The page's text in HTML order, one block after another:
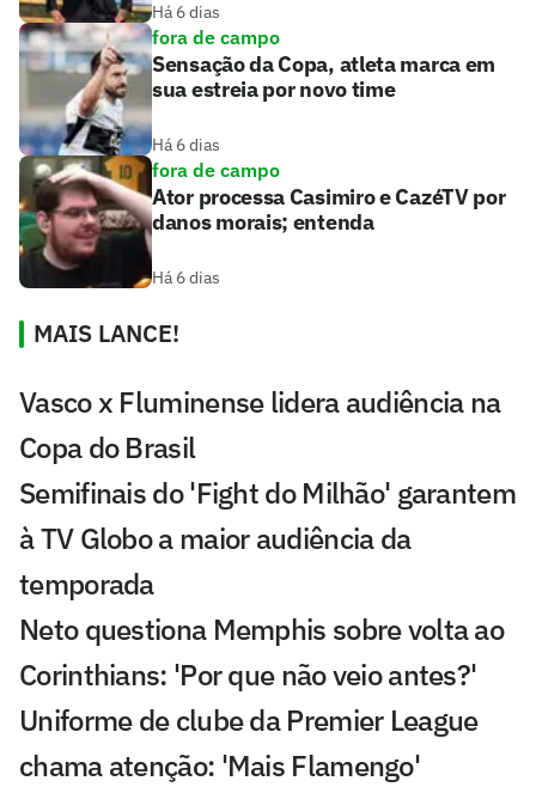
Há 6 dias
fora de campo
Sensação da Copa, atleta marca em
sua estreia por novo time
Há 6 dias
fora de campo
Ator processa Casimiro e CazéTV por
danos morais; entenda
Há 6 dias
MAIS LANCE!
Vasco x Fluminense lidera audiência na
Copa do Brasil
Semifinais do 'Fight do Milhão' garantem
à TV Globo a maior audiência da
temporada
Neto questiona Memphis sobre volta ao
Corinthians: 'Por que não veio antes?'
Uniforme de clube da Premier League
chama atenção: 'Mais Flamengo'